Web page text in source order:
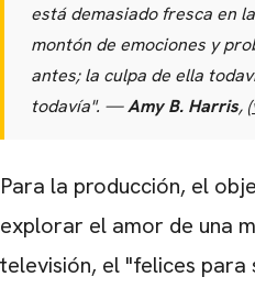
está demasiado fresca en
montón de emociones y
antes; la culpa de ella
todavía". —Amy B. Harris, (
Para la producción, el
explorar el amor de una
televisión, el "felices para